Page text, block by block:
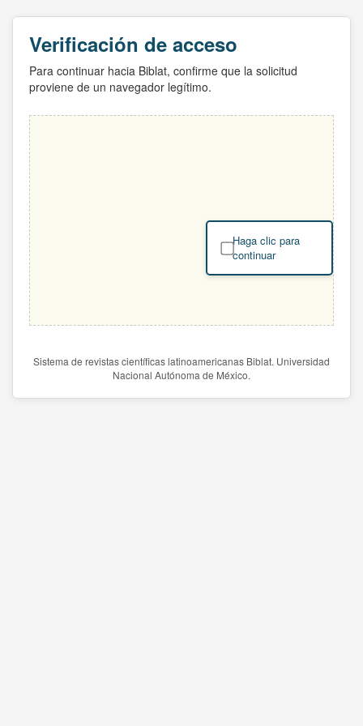
Verificación de acceso
Para continuar hacia Biblat, confirme que la solicitud
proviene de un navegador legítimo.
Haga clic para
continuar
Sistema de revistas científicas latinoamericanas Biblat. Universidad
Nacional Autónoma de México.